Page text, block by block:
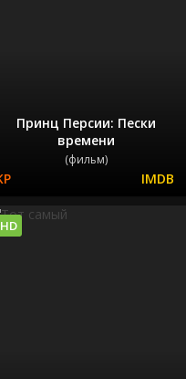
Принц Персии: Пески
времени
(фильм)
HD